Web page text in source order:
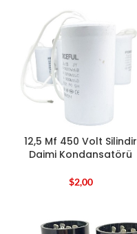
12,5 Mf 450 Volt Silindir
Daimi Kondansatörü
$2,00